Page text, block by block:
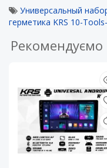
Универсальный
герметика KRS 10-
Рекомендуємо